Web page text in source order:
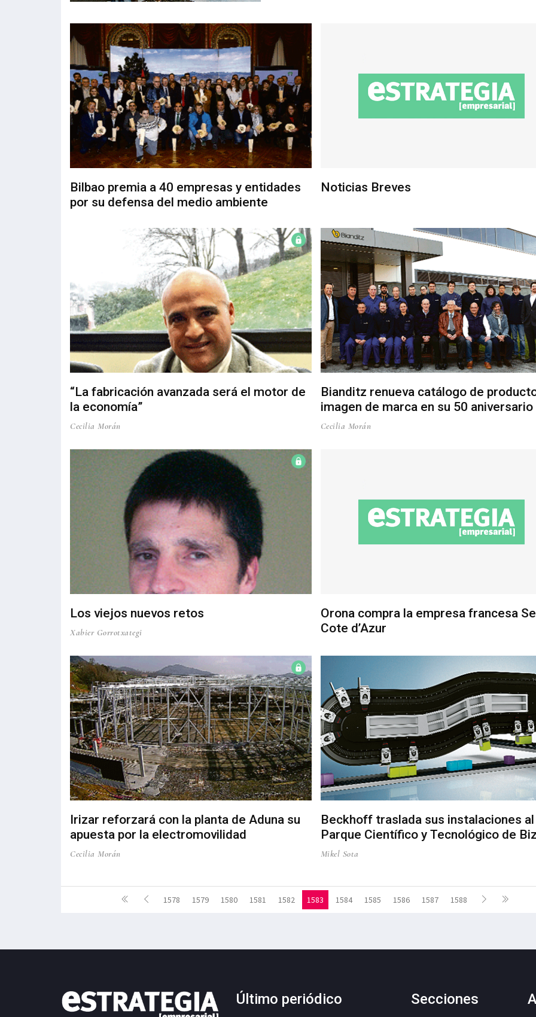
Bilbao premia a 40 empresas y entidades
por su defensa del medio ambiente
Noticias Breves
“La fabricación avanzada será el motor de
la economía”
Cecilia Morán
Bianditz renueva catálogo de
imagen de marca en su 50 aniversario
Cecilia Morán
Los viejos nuevos retos
Xabier Gorrotxategi
Orona compra la empresa francesa
Cote d’Azur
Irizar reforzará con la planta de Aduna su
apuesta por la electromovilidad
Cecilia Morán
Beckhoff traslada sus instalaciones al
Parque Científico y Tecnológico de
Mikel Sota
1578 1579 1580 1581 1582 1583 1584 1585 1586 1587 1588
Último periódico Secciones